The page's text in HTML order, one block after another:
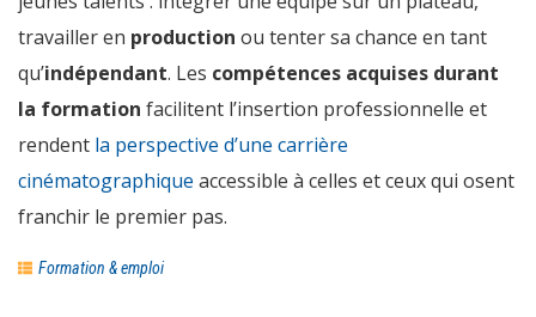
travailler en production ou tenter sa chance en tant
qu’indépendant. Les compétences acquises durant
la formation facilitent l’insertion professionnelle et
rendent la perspective d’une carrière
cinématographique accessible à celles et ceux qui osent
franchir le premier pas.
Formation & emploi